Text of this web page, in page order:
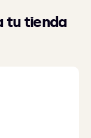
tu tienda